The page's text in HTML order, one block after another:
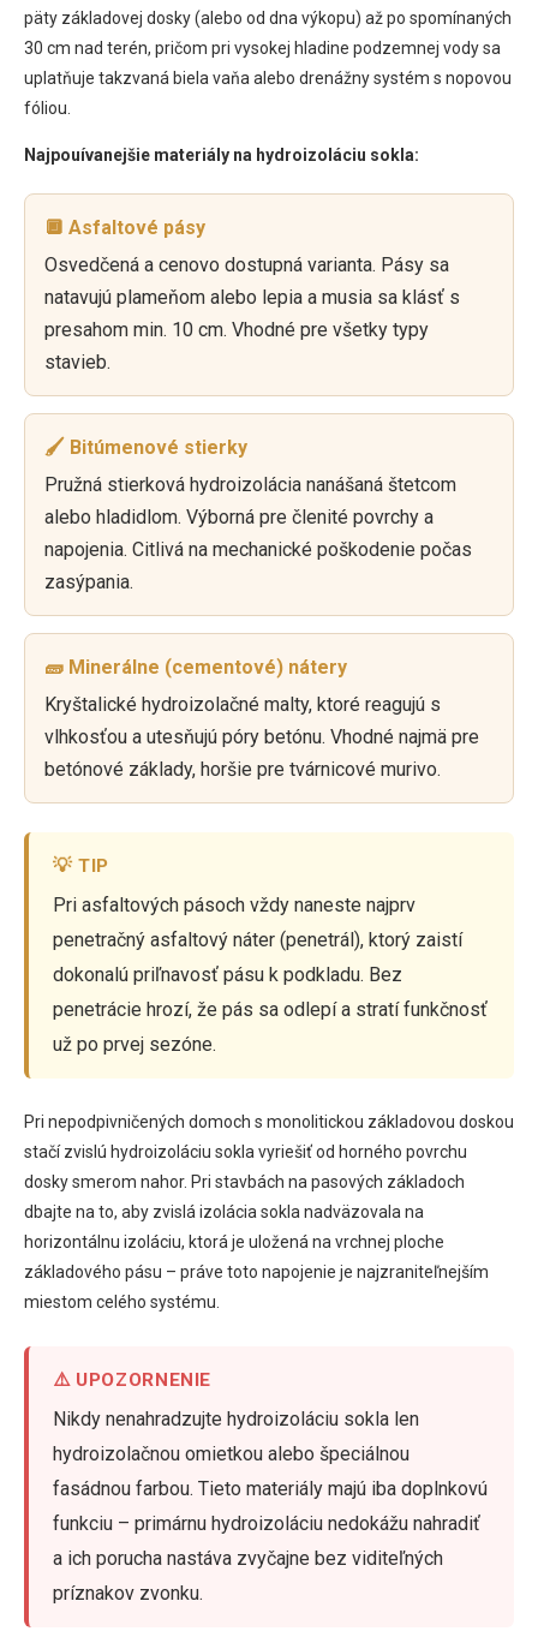
päty základovej dosky (alebo od dna výkopu) až po spomínaných
30 cm nad terén, pričom pri vysokej hladine podzemnej vody sa
uplatňuje takzvaná biela vaňa alebo drenážny systém s nopovou
fóliou.
Najpouívanejšie materiály na hydroizoláciu sokla:
🔲 Asfaltové pásy
Osvedčená a cenovo dostupná varianta. Pásy sa
natavujú plameňom alebo lepia a musia sa klásť s
presahom min. 10 cm. Vhodné pre všetky typy
stavieb.
🖌️ Bitúmenové stierky
Pružná stierková hydroizolácia nanášaná štetcom
alebo hladidlom. Výborná pre členité povrchy a
napojenia. Citlivá na mechanické poškodenie počas
zasýpania.
🧱 Minerálne (cementové) nátery
Kryštalické hydroizolačné malty, ktoré reagujú s
vlhkosťou a utesňujú póry betónu. Vhodné najmä pre
betónové základy, horšie pre tvárnicové murivo.
💡 TIP
Pri asfaltových pásoch vždy naneste najprv
penetračný asfaltový náter (penetrál), ktorý zaistí
dokonalú priľnavosť pásu k podkladu. Bez
penetrácie hrozí, že pás sa odlepí a stratí funkčnosť
už po prvej sezóne.
Pri nepodpivničených domoch s monolitickou základovou doskou
stačí zvislú hydroizoláciu sokla vyriešiť od horného povrchu
dosky smerom nahor. Pri stavbách na pasových základoch
dbajte na to, aby zvislá izolácia sokla nadväzovala na
horizontálnu izoláciu, ktorá je uložená na vrchnej ploche
základového pásu – práve toto napojenie je najzraniteľnejším
miestom celého systému.
⚠️ UPOZORNENIE
Nikdy nenahradzujte hydroizoláciu sokla len
hydroizolačnou omietkou alebo špeciálnou
fasádnou farbou. Tieto materiály majú iba doplnkovú
funkciu – primárnu hydroizoláciu nedokážu nahradiť
a ich porucha nastáva zvyčajne bez viditeľných
príznakov zvonku.